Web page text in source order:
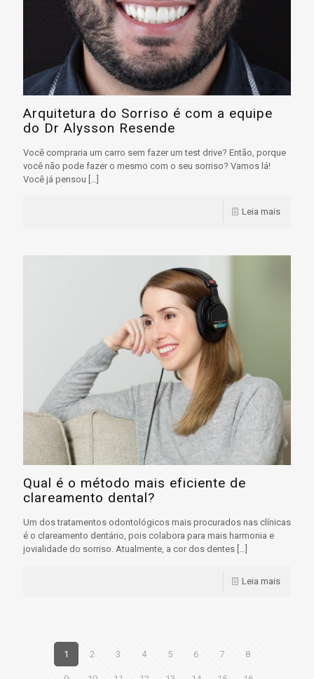
Arquitetura do Sorriso é com a equipe
do Dr Alysson Resende
Você compraria um carro sem fazer um test drive? Então, porque
você não pode fazer o mesmo com o seu sorriso? Vamos lá!
Você já pensou
Leia mais
Qual é o método mais eficiente de
clareamento dental?
Um dos tratamentos odontológicos mais procurados nas clínicas
é o clareamento dentário, pois colabora para mais harmonia e
jovialidade do sorriso. Atualmente, a cor dos dentes […]
Leia mais
1 2 3 4 5 6 7 8